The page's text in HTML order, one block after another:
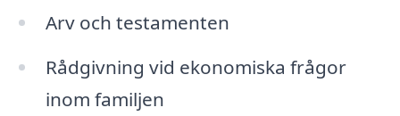
Arv och testamenten
Rådgivning vid ekonomiska frågor
inom familjen